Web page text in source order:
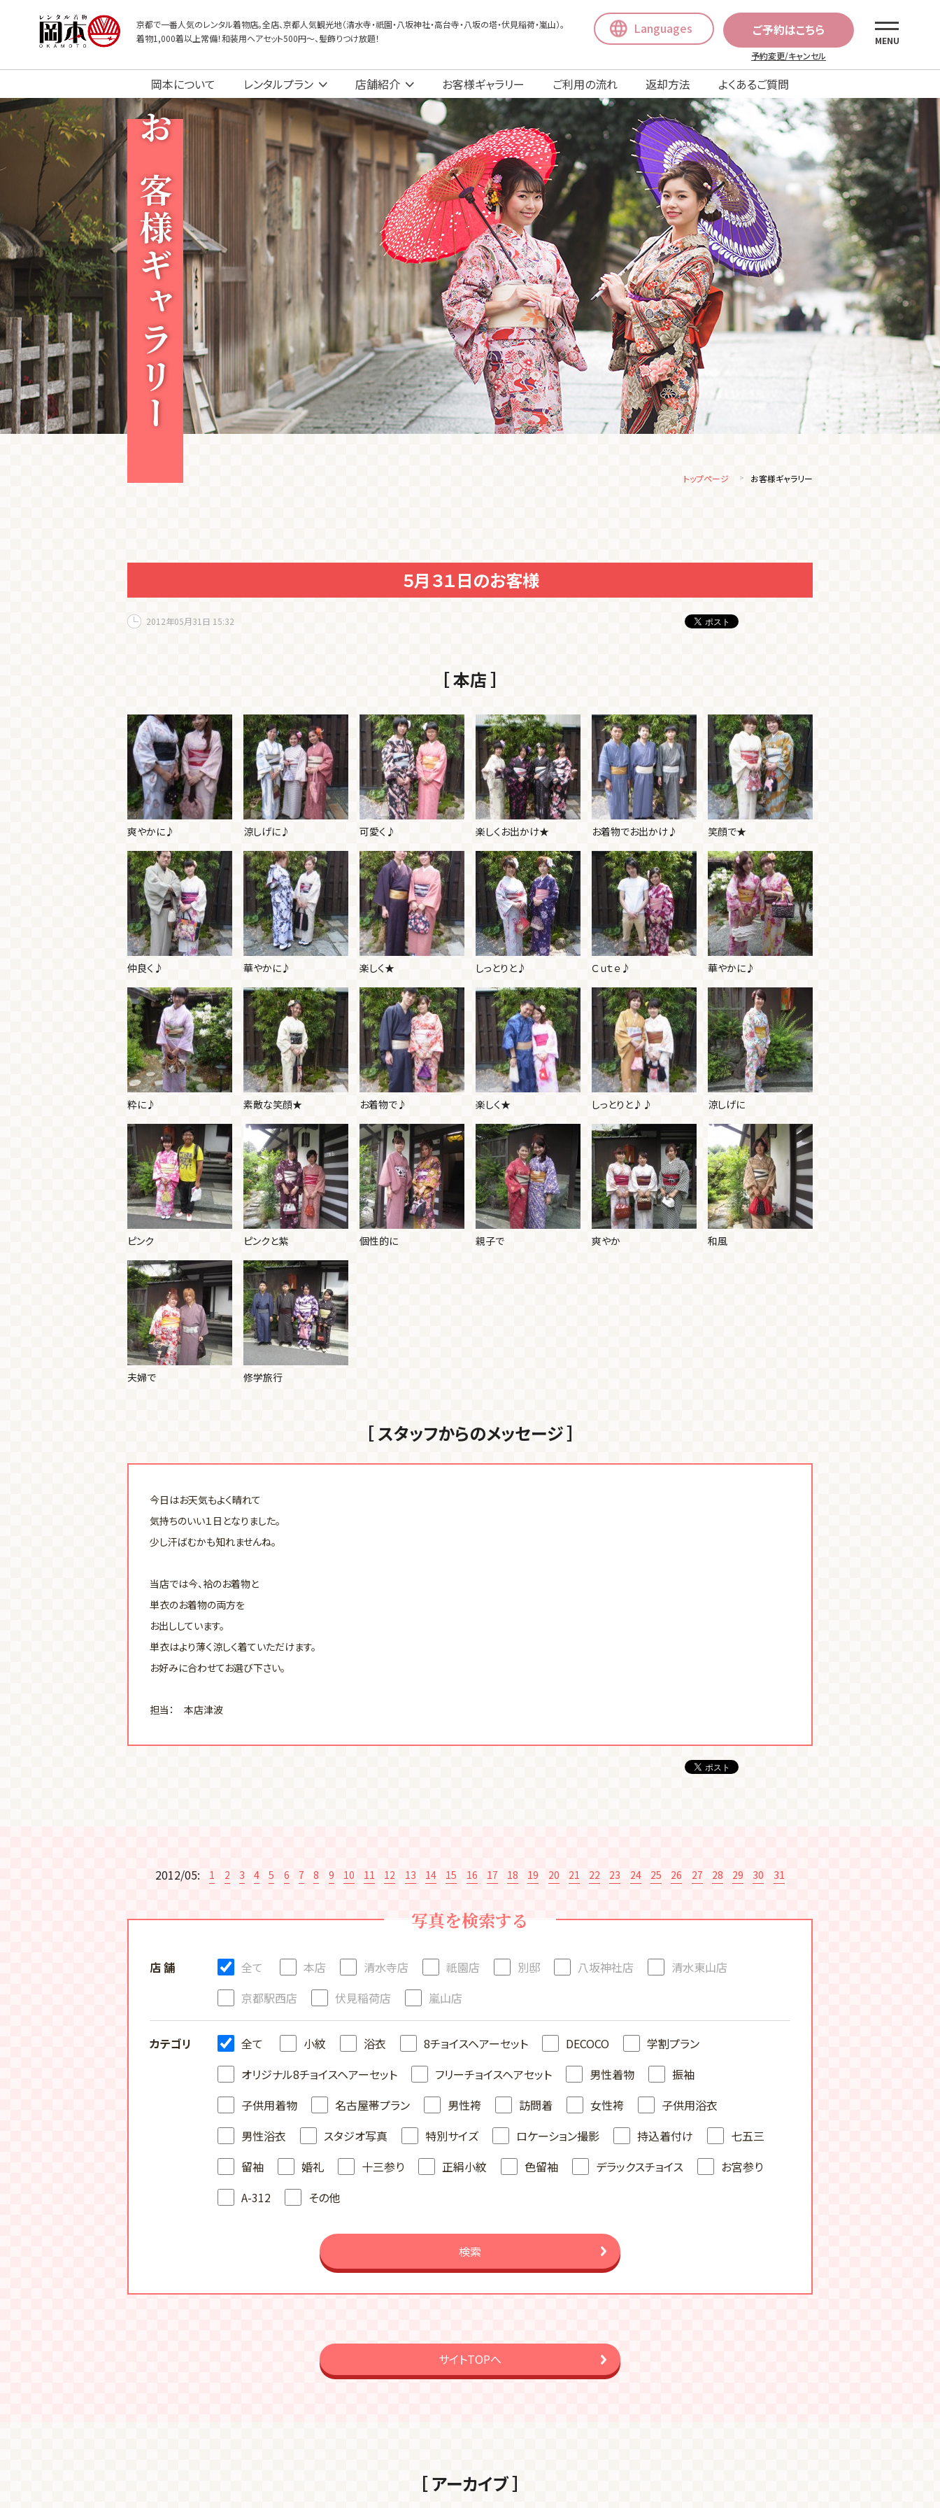
京都で一番人気のレンタル着物店。全店、京都人気観光地（清水寺・祇園・八坂神社・高台寺・八坂の塔・伏見稲荷・嵐山）。
着物1,000着以上常備！和装用ヘアセット500円〜、髪飾りつけ放題！
Languages ご予約はこちら
予約変更/キャンセル
MENU
岡本について レンタルプラン 店舗紹介 お客様ギャラリー ご利用の流れ 返却方法 よくあるご質問
お客様ギャラリー
トップページ お客様ギャラリー
５月３１日のお客様
2012年05月31日 15:32
［ 本店 ］
爽やかに♪ 涼しげに♪ 可愛く♪ 楽しくお出かけ★ お着物でお出かけ♪ 笑顔で★
仲良く♪ 華やかに♪ 楽しく★ しっとりと♪ Ｃｕｔｅ♪ 華やかに♪
粋に♪ 素敵な笑顔★ お着物で♪ 楽しく★ しっとりと♪♪ 涼しげに
ピンク ピンクと紫 個性的に 親子で 爽やか 和風
夫婦で 修学旅行
［ スタッフからのメッセージ ］
今日はお天気もよく晴れて
気持ちのいい１日となりました。
少し汗ばむかも知れませんね。
当店では今、袷のお着物と
単衣のお着物の両方を
お出ししています。
単衣はより薄く涼しく着ていただけます。
お好みに合わせてお選び下さい。
担当： 本店津波
2012/05: 1 2 3 4 5 6 7 8 9 10 11 12 13 14 15 16 17 18 19 20 21 22 23 24 25 26 27 28 29 30 31
写真を検索する
店 舗 全て 本店 清水寺店 祇園店 別邸 八坂神社店
清水東山店
京都駅西店
伏見稲荷店 嵐山店
カテゴリ 全て 小紋 浴衣 8チョイスヘアーセット DECOCO
学割プラン
オリジナル8チョイスヘアーセット
フリーチョイスヘアセット 男性着物
振袖
子供用着物
名古屋帯プラン 男性袴 訪問着 女性袴
子供用浴衣
男性浴衣
スタジオ写真 特別サイズ ロケーション撮影 持込着付け
七五三
留袖
婚礼 十三参り 正絹小紋 色留袖 デラックスチョイス
お宮参り
A-312
その他
検索
サイトTOPへ
［ アーカイブ ］